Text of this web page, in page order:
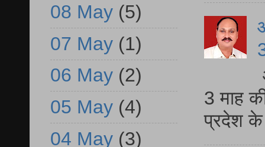
3 माह
प्रदेश
08 May (5)
07 May (1)
06 May (2)
05 May (4)
04 May (3)